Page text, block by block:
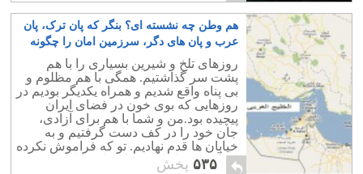
هم وطن چه نشسته ای؟ بنگر که پان ترک، پان
عرب و پان های دگر، سرزمین امان را چگونه
پاره پاره می کنند
روزهای تلخ و شیرین بسیاری را با هم
پشت سر گذاشتیم. همگی با هم مظلوم و
بی پناه واقع شدیم و همراه یکدیگر بودیم در
روزهایی که بوی خون در فضای ایران
پیچیده بود.من و شما با هم برای آزادی،
جان خود را در کف دست گرفتیم و به
خیابان ها قدم نهادیم. تو که فراموش نکرده
ای آن روزها را ای خواهر،ای برادر؟
۵۳۵ پخش